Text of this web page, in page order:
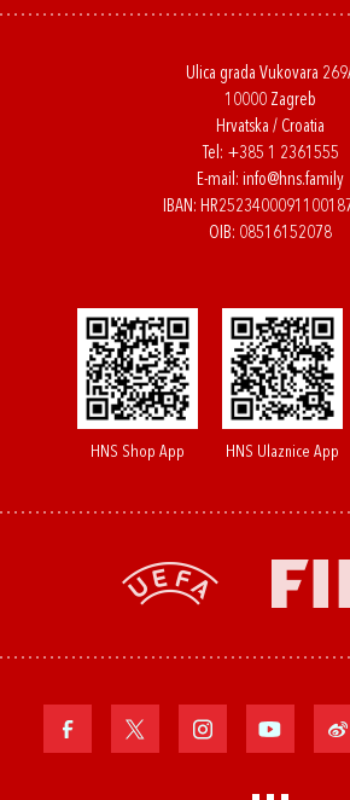
Ulica grada Vukovara
10000 Zagreb
Hrvatska / Croatia
Tel: +385 1 2361555
E-mail: info@hns.family
IBAN:
OIB: 08516152078
HNS Shop App HNS Ulaznice App